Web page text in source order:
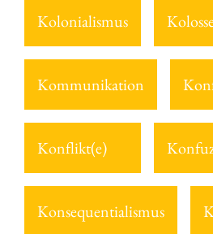
Kolonialismus
Kommunikation
Konflikt(e)
Konsequentialismus